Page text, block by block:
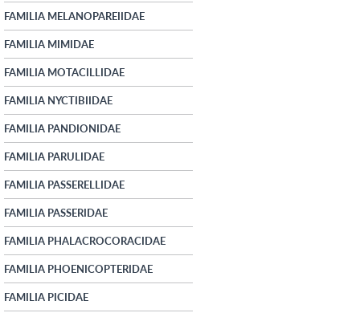
FAMILIA MELANOPAREIIDAE
FAMILIA MIMIDAE
FAMILIA MOTACILLIDAE
FAMILIA NYCTIBIIDAE
FAMILIA PANDIONIDAE
FAMILIA PARULIDAE
FAMILIA PASSERELLIDAE
FAMILIA PASSERIDAE
FAMILIA PHALACROCORACIDAE
FAMILIA PHOENICOPTERIDAE
FAMILIA PICIDAE